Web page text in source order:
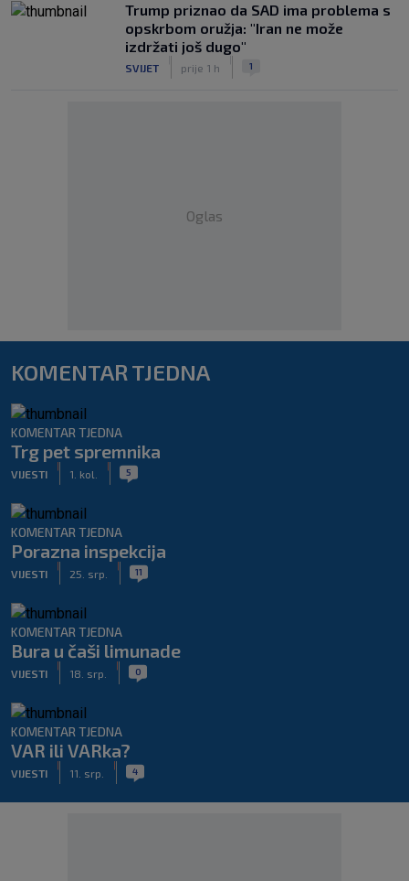
Trump priznao da SAD ima problema s
opskrbom oružja: "Iran ne može
izdržati još dugo"
SVIJET prije 1 h 1
Oglas
KOMENTAR TJEDNA
KOMENTAR TJEDNA
Trg pet spremnika
VIJESTI 1. kol. 5
KOMENTAR TJEDNA
Porazna inspekcija
VIJESTI 25. srp. 11
KOMENTAR TJEDNA
Bura u čaši limunade
VIJESTI 18. srp. 0
KOMENTAR TJEDNA
VAR ili VARka?
VIJESTI 11. srp. 4